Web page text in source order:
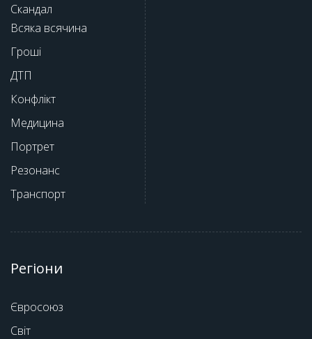
Скандал
Всяка всячина
Гроші
ДТП
Конфлікт
Медицина
Портрет
Резонанс
Транспорт
Регіони
Євросоюз
Світ